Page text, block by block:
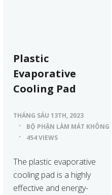
Plastic
Evaporative
Cooling Pad
THÁNG SÁU 13TH, 2023
BỘ PHẬN LÀM MÁT KHÔNG
454 VIEWS
The plastic evaporative
cooling pad is a highly
effective and energy-